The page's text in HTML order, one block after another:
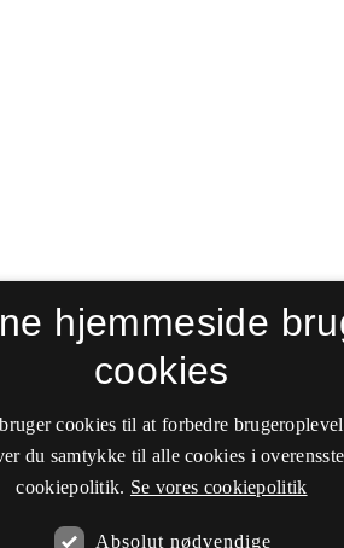
hjemmeside
cookies
cookies til at forbedre
du samtykke til alle cookies i
cookiepolitik. Se vores cookiepolitik
Absolut nødvendige